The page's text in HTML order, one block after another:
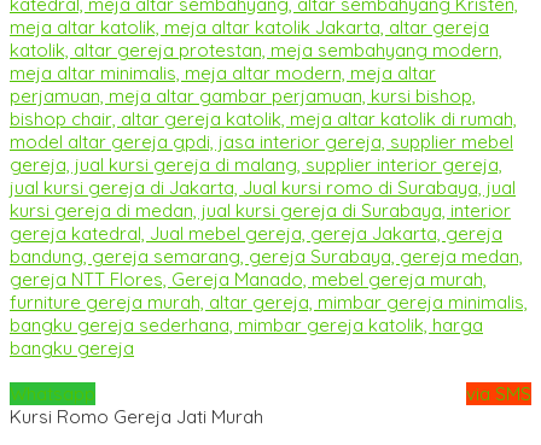
Whatsapp
via SMS
Kursi Romo Gereja Jati Murah